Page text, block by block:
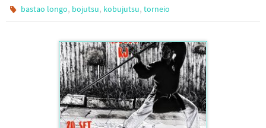
bastao longo, bojutsu, kobujutsu,torneio